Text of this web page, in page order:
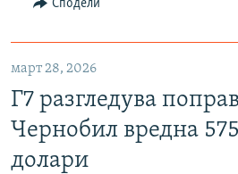
Сподели
март 28, 2026
Г7 разгледува
Чернобил вредна
долари